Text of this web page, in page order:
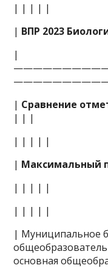
| | | | |
| ВПР 2023
|
| Сравнение
| | |
| | | | |
| Максимальный
| | | | |
| | | | |
| Муниципальное
основная